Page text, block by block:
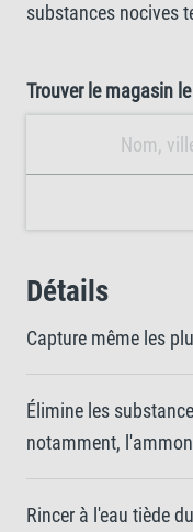
substances nocives
Trouver le magasin
Détails
Capture même les
Élimine les
notamment,
Rincer à l'eau tiède